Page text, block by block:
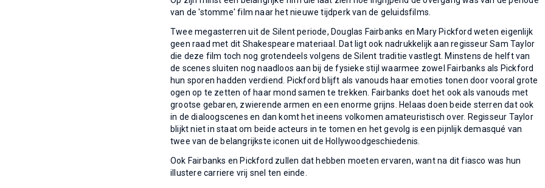
van de 'stomme' film naar het nieuwe tijdperk van de geluidsfilms.
Twee megasterren uit de Silent periode, Douglas Fairbanks en Mary Pickford weten eigenlijk
geen raad met dit Shakespeare materiaal. Dat ligt ook nadrukkelijk aan regisseur Sam Taylor
die deze film toch nog grotendeels volgens de Silent traditie vastlegt. Minstens de helft van
de scenes sluiten nog naadloos aan bij de fysieke stijl waarmee zowel Fairbanks als Pickford
hun sporen hadden verdiend. Pickford blijft als vanouds haar emoties tonen door vooral grote
ogen op te zetten of haar mond samen te trekken. Fairbanks doet het ook als vanouds met
grootse gebaren, zwierende armen en een enorme grijns. Helaas doen beide sterren dat ook
in de dialoogscenes en dan komt het ineens volkomen amateuristisch over. Regisseur Taylor
blijkt niet in staat om beide acteurs in te tomen en het gevolg is een pijnlijk demasqué van
twee van de belangrijkste iconen uit de Hollywoodgeschiedenis.
Ook Fairbanks en Pickford zullen dat hebben moeten ervaren, want na dit fiasco was hun
illustere carriere vrij snel ten einde.